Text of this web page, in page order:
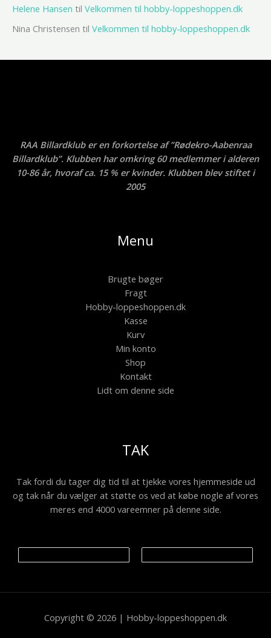
Helene Hansen til Velkommen til hobby-loppeshoppen.dk
Nina Christensen til Velkommen til hobby-loppeshoppen.dk
RAA Billardklub er en forkortelse af ”Rødekro-Aabenraa
Billardklub”. Klubben har omkring 60 medlemmer i alderen
10-86 år, hvoraf ca. 15 % er kvinder. Klubben blev stiftet i
2005
Menu
Brugte bøger
Fragt
Hobby-loppeshoppen.dk
Kasse
Kurv
Min konto
Shop
Kontakt
Lidt om denne side
TAK
Tak fordi du tager dig tid til at tjekke vores hjemmeside ud
og tak når du vælger at støtte os ved at købe nogle af vores
meres end 4000 vareemner på denne side.
Copyright © 2026 | Hobby-loppeshoppen.dk